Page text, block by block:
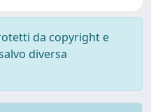
da copyright e
diversa